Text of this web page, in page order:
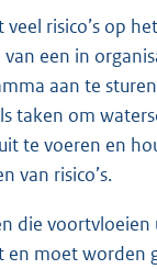
risico’s op
een in
aan te
taken om
te voeren en
van risico’s.
die voortvloeien
moet worden